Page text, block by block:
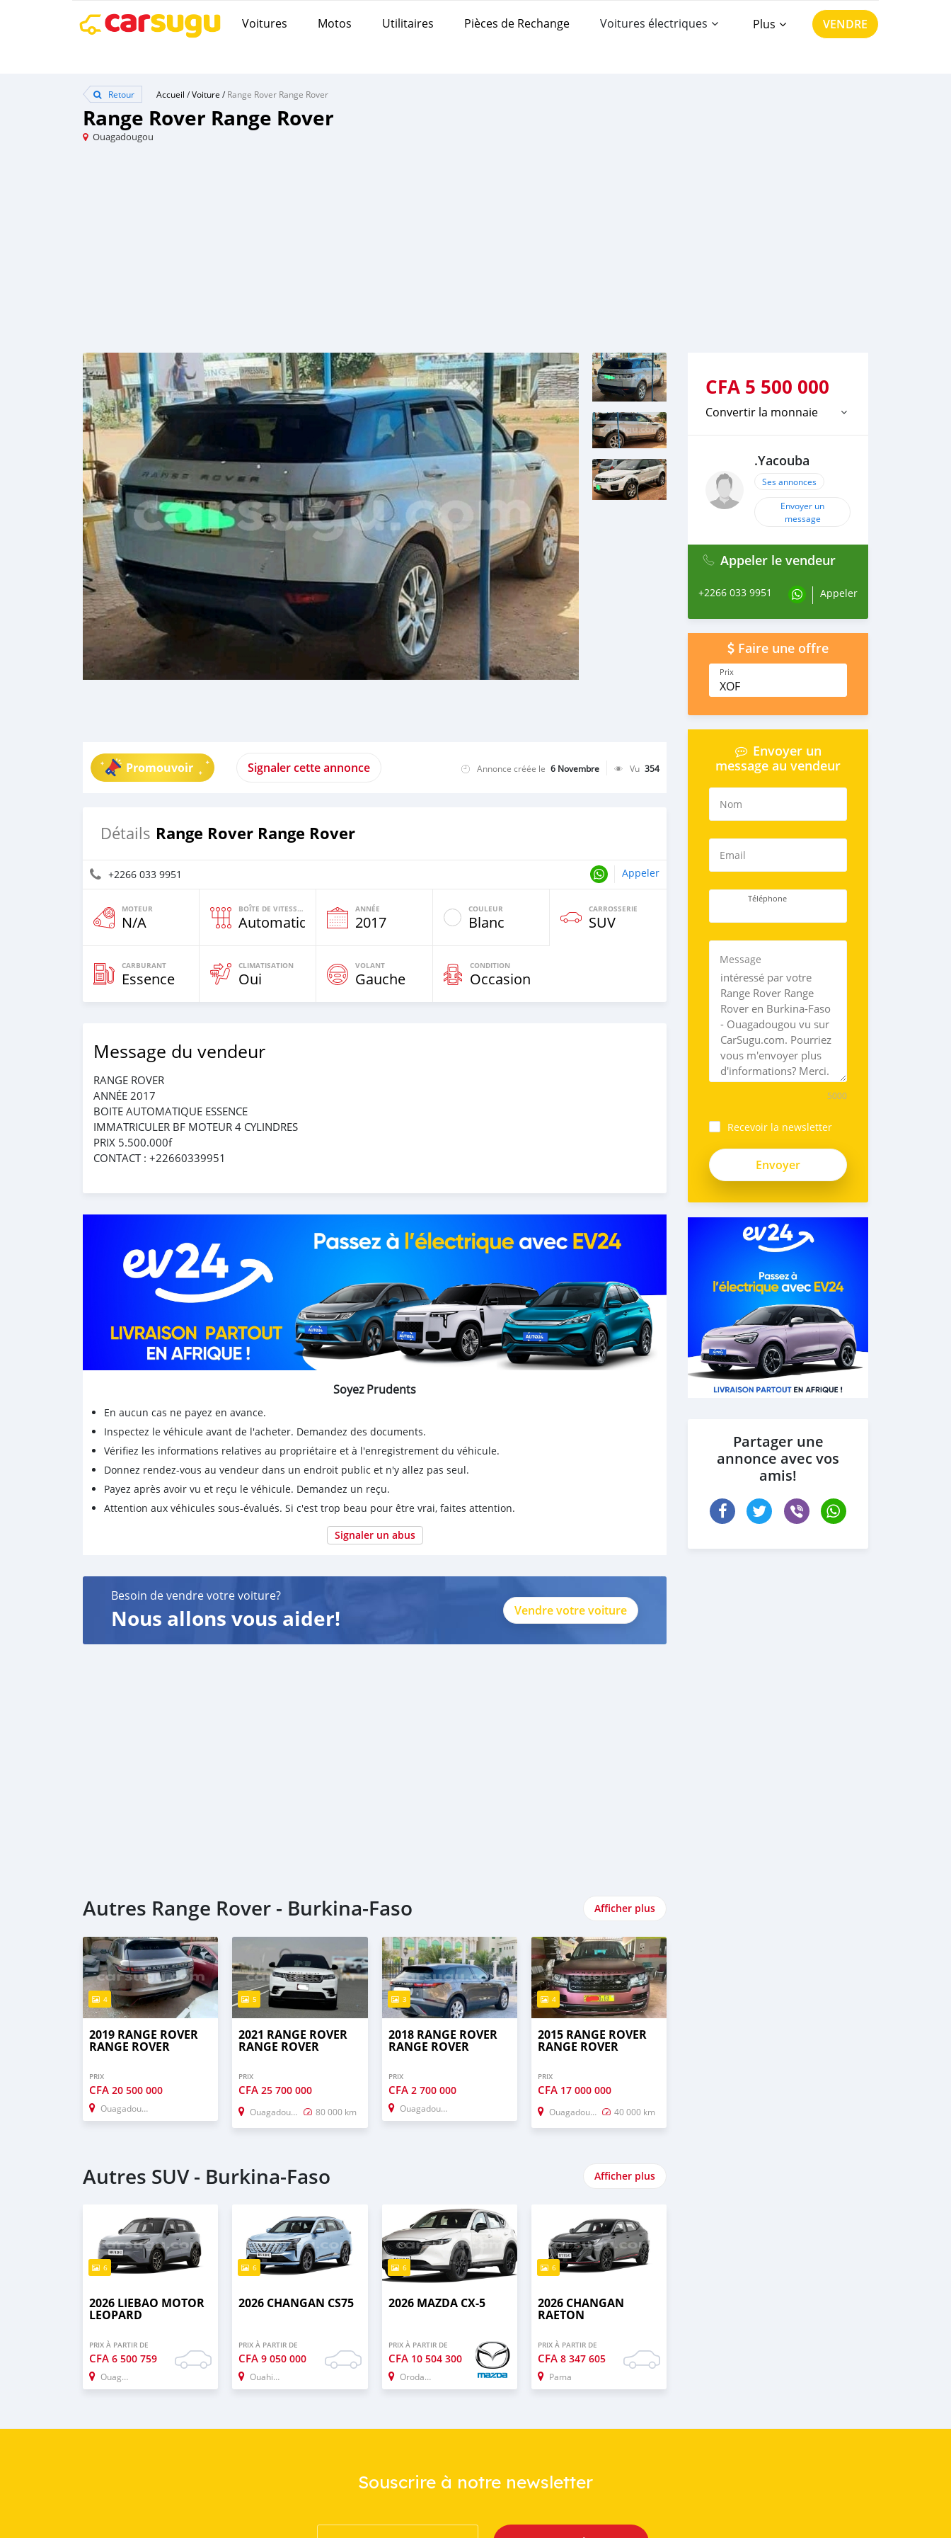
Voitures Motos Utilitaires Pièces de Rechange Voitures électriques Plus VENDRE
Retour Accueil /Voiture /Range Rover Range Rover
Range Rover Range Rover
Ouagadougou
Promouvoir Signaler cette annonce Annonce créée le 6 Novembre Vu 354
Détails Range Rover Range Rover
+2266 033 9951 Appeler
MOTEUR
N/A
BOÎTE DE VITESSES
Automatique
ANNÉE
2017
COULEUR
Blanc
CARROSSERIE
SUV
CARBURANT
Essence
CLIMATISATION
Oui
VOLANT
Gauche
CONDITION
Occasion
Message du vendeur
RANGE ROVER
ANNÉE 2017
BOITE AUTOMATIQUE ESSENCE
IMMATRICULER BF MOTEUR 4 CYLINDRES
PRIX 5.500.000f
CONTACT : +22660339951
Soyez Prudents
En aucun cas ne payez en avance.
Inspectez le véhicule avant de l'acheter. Demandez des documents.
Vérifiez les informations relatives au propriétaire et à l'enregistrement du véhicule.
Donnez rendez-vous au vendeur dans un endroit public et n'y allez pas seul.
Payez après avoir vu et reçu le véhicule. Demandez un reçu.
Attention aux véhicules sous-évalués. Si c'est trop beau pour être vrai, faites attention.
Signaler un abus
Besoin de vendre votre voiture?
Nous allons vous aider! Vendre votre voiture
Autres Range Rover - Burkina-Faso Afficher plus
4
2019 RANGE ROVER
RANGE ROVER
PRIX
CFA 20 500 000
Ouagadougou
5
2021 RANGE ROVER
RANGE ROVER
PRIX
CFA25 700 000
Ouagadougou 80 000 km
3
2018 RANGE ROVER
RANGE ROVER
PRIX
CFA 2 700 000
Ouagadougou
4
2015 RANGE ROVER
RANGE ROVER
PRIX
CFA 17 000 000
Ouagadougou 40 000 km
Autres SUV - Burkina-Faso Afficher plus
6
2026 LIEBAO MOTOR
LEOPARD
PRIX À PARTIR DE
CFA 6 500 759
Ouagadougou
6
2026 CHANGAN CS75
PRIX À PARTIR DE
CFA9 050 000
Ouahigouya
6
2026 MAZDA CX-5
PRIX À PARTIR DE
CFA 10 504 300
Orodara
6
2026 CHANGAN
RAETON
PRIX À PARTIR DE
CFA 8 347 605
Pama
CFA 5 500 000
Convertir la monnaie
.Yacouba
Ses annonces
Envoyer un
message
Appeler le vendeur
+2266 033 9951 Appeler
Faire une offre
Prix
XOF
Envoyer un
message au vendeur
Nom
Email
Téléphone
Message
5000
Recevoir la newsletter
Partager une
annonce avec vos
amis!
Souscrire à notre newsletter